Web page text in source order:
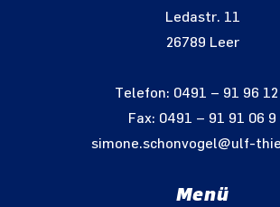
Ledastr. 11
26789 Leer
Telefon: 0491 – 91 96 12
Fax: 0491 – 91 91 06 9
simone.schonvogel@ulf-
Menü